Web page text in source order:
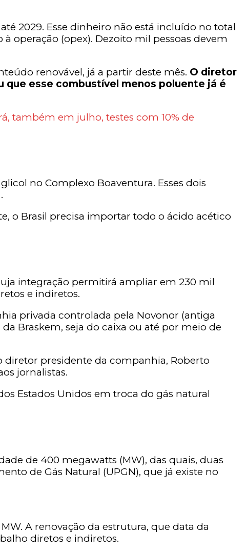
2029. Esse dinheiro não está incluído no total
operação (opex). Dezoito mil pessoas devem
renovável, já a partir deste mês. O diretor
esse combustível menos poluente já é
também em julho, testes com 10% de
no Complexo Boaventura. Esses dois
o Brasil precisa importar todo o ácido acético
integração permitirá ampliar em 230 mil
e indiretos.
privada controlada pela Novonor (antiga
Braskem, seja do caixa ou até por meio de
diretor presidente da companhia, Roberto
jornalistas.
Estados Unidos em troca do gás natural
de 400 megawatts (MW), das quais, duas
de Gás Natural (UPGN), que já existe no
A renovação da estrutura, que data da
diretos e indiretos.